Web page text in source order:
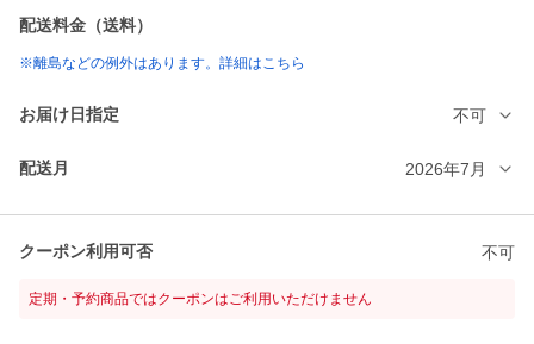
配送料金（送料）
※離島などの例外はあります。詳細はこちら
お届け日指定 不可
配送月 2026年7月
クーポン利用可否 不可
定期・予約商品ではクーポンはご利用いただけません